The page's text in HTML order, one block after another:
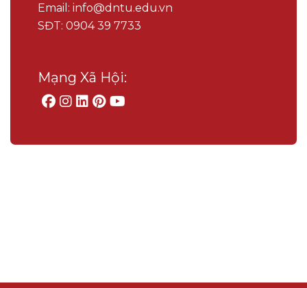
Email: info@dntu.edu.vn
SĐT: 0904 39 7733
Mạng Xã Hội: